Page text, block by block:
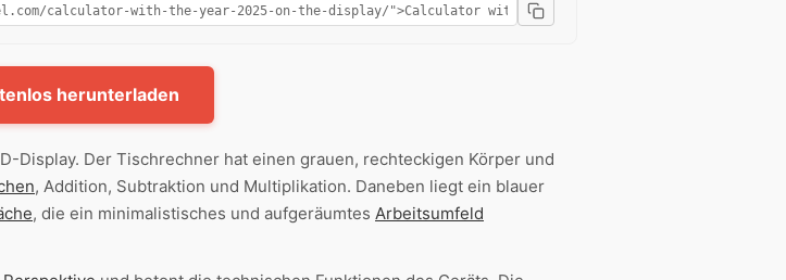
herunterladen
Display. Der Tischrechner hat einen grauen, rechteckigen Körper und
, Addition, Subtraktion und Multiplikation. Daneben liegt ein blauer
, die ein minimalistisches und aufgeräumtes Arbeitsumfeld